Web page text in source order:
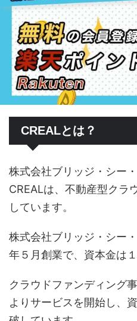
CREALとは？
株式会社ブリッジ・シー
CREALは、不動産型クラ
しています。
株式会社ブリッジ・シー
年５月創業で、資本金は１
クラウドファンディング
よりサービスを開始し、